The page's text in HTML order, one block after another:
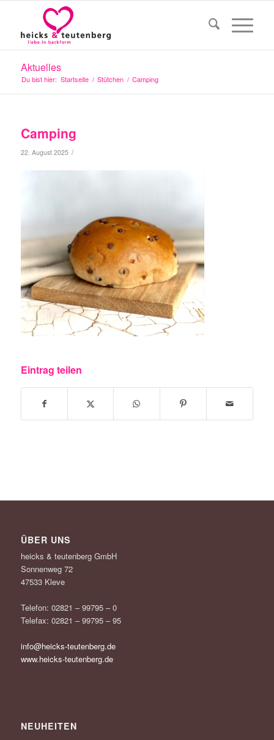
Aktuelles
Du bist hier: Startseite / Stütchen / Camping
Camping
22. August 2025 /
Eintrag teilen
ÜBER UNS
heicks & teutenberg GmbH
Sonnenweg 72
47533 Kleve
Telefon: 02821 – 99795 – 0
Telefax: 02821 – 99795 – 95
info@heicks-teutenberg.de
www.heicks-teutenberg.de
NEUHEITEN